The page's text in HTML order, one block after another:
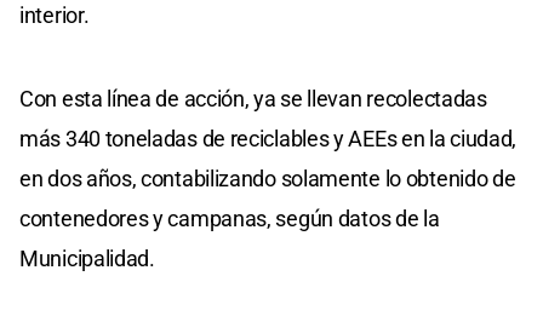
interior.
Con esta línea de acción, ya se llevan recolectadas
más 340 toneladas de reciclables y AEEs en la ciudad,
en dos años, contabilizando solamente lo obtenido de
contenedores y campanas, según datos de la
Municipalidad.